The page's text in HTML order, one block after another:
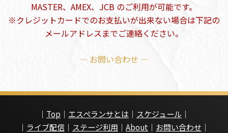
MASTER、AMEX、JCB のご利用が可能です。
※クレジットカードでのお支払いが出来ない場合は下記の
メールアドレスまでご連絡ください。
— お問い合わせ —
｜ Top ｜ エスペランサとは ｜ スケジュール ｜
｜ ライブ配信 ｜ ステージ利用 ｜ About ｜ お問い合わせ ｜